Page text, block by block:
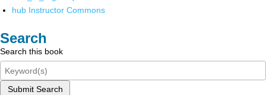
hub Instructor Commons
Search
Search this book
Submit Search